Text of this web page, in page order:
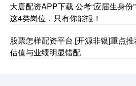
大唐配资APP下载 公考“应届生身份
这4类岗位，只有你能报！
股票怎样配资平台 [开源非银]重点
估值与业绩明显错配